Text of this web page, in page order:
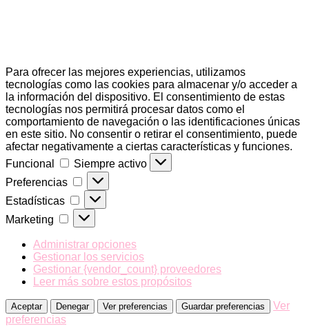
Para ofrecer las mejores experiencias, utilizamos
tecnologías como las cookies para almacenar y/o acceder a
la información del dispositivo. El consentimiento de estas
tecnologías nos permitirá procesar datos como el
comportamiento de navegación o las identificaciones únicas
en este sitio. No consentir o retirar el consentimiento, puede
afectar negativamente a ciertas características y funciones.
Funcional
Funcional
Siempre activo
Preferencias
Preferencias
Estadísticas Estadísticas
Marketing Marketing
Administrar opciones
Gestionar los servicios
Gestionar {vendor_count} proveedores
Leer más sobre estos propósitos
Aceptar Denegar Ver preferencias Guardar preferencias
Ver
preferencias